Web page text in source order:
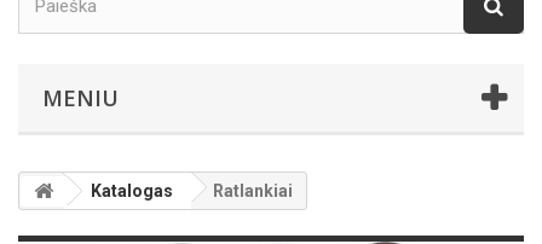
MENIU
Katalogas Ratlankiai